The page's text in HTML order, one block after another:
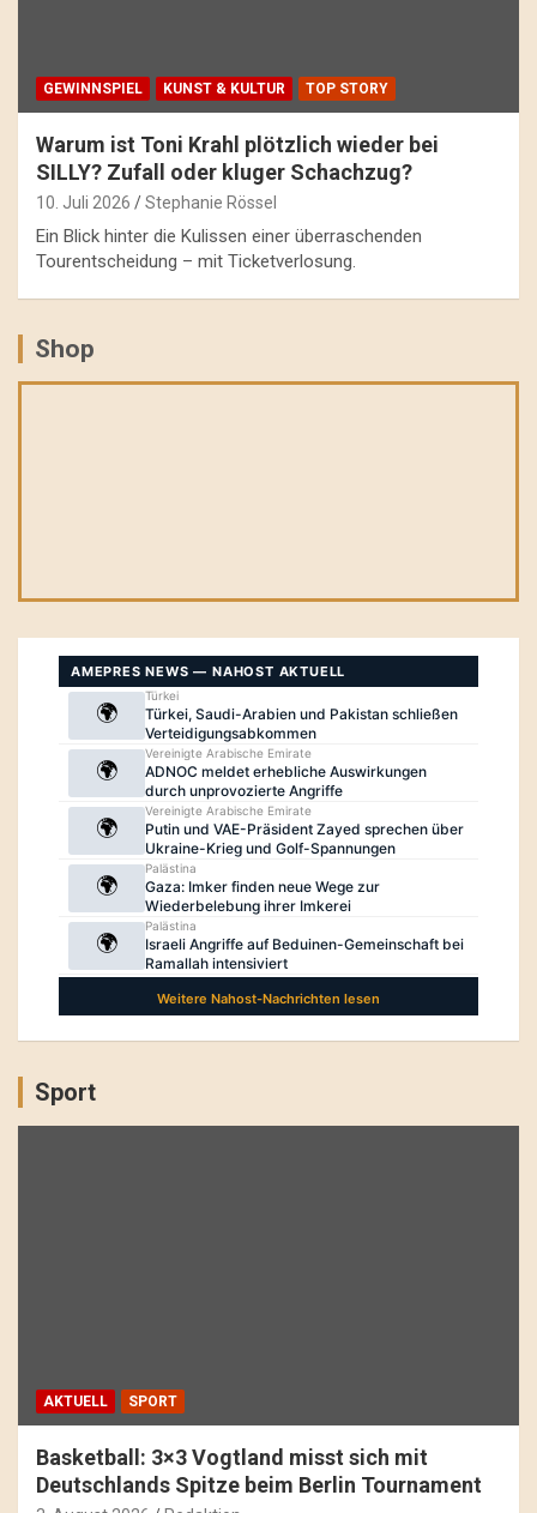
GEWINNSPIEL KUNST & KULTUR TOP STORY
Warum ist Toni Krahl plötzlich wieder bei
SILLY? Zufall oder kluger Schachzug?
10. Juli 2026 Stephanie Rössel
Ein Blick hinter die Kulissen einer überraschenden
Tourentscheidung – mit Ticketverlosung.
Shop
Sport
AKTUELL SPORT
Basketball: 3×3 Vogtland misst sich mit
Deutschlands Spitze beim Berlin Tournament